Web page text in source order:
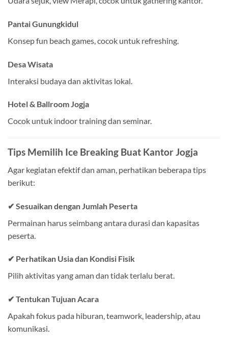
Pantai Gunungkidul
Konsep fun beach games, cocok untuk refreshing.
Desa Wisata
Interaksi budaya dan aktivitas lokal.
Hotel & Ballroom Jogja
Cocok untuk indoor training dan seminar.
Tips Memilih Ice Breaking Buat Kantor Jogja
Agar kegiatan efektif dan aman, perhatikan beberapa tips
berikut:
✔ Sesuaikan dengan Jumlah Peserta
Permainan harus seimbang antara durasi dan kapasitas
peserta.
✔ Perhatikan Usia dan Kondisi Fisik
Pilih aktivitas yang aman dan tidak terlalu berat.
✔ Tentukan Tujuan Acara
Apakah fokus pada hiburan, teamwork, leadership, atau
komunikasi.